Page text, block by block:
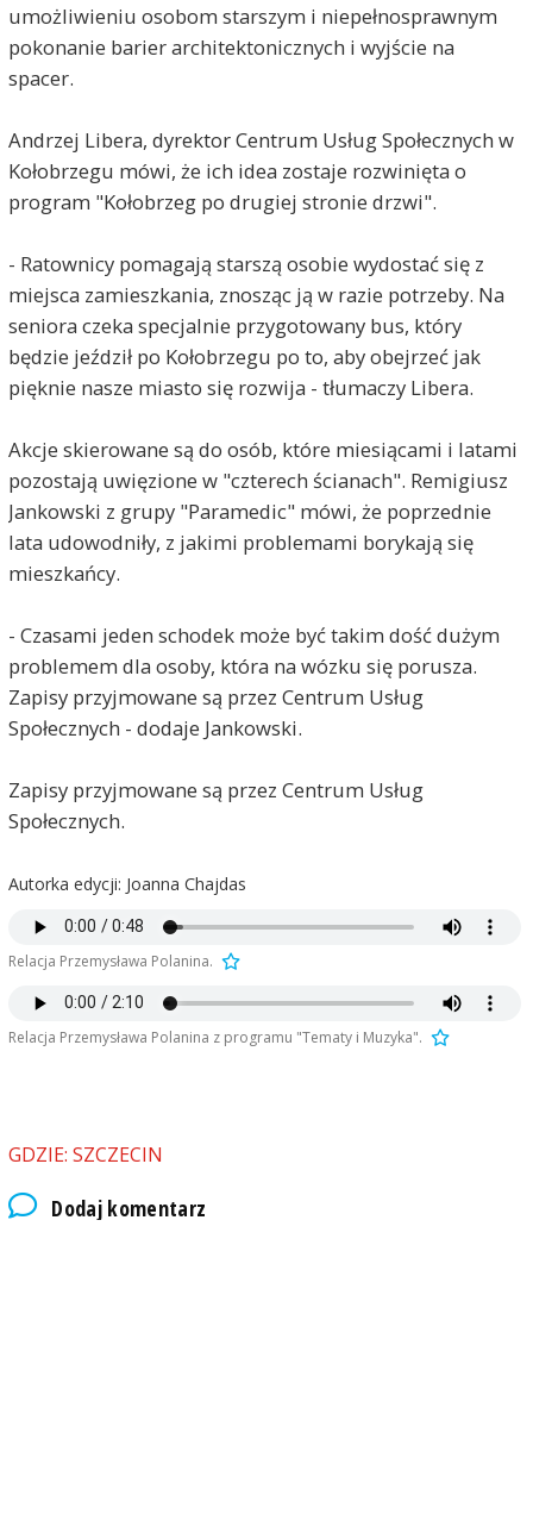
umożliwieniu osobom starszym i niepełnosprawnym
pokonanie barier architektonicznych i wyjście na
spacer.
Andrzej Libera, dyrektor Centrum Usług Społecznych w
Kołobrzegu mówi, że ich idea zostaje rozwinięta o
program "Kołobrzeg po drugiej stronie drzwi".
- Ratownicy pomagają starszą osobie wydostać się z
miejsca zamieszkania, znosząc ją w razie potrzeby. Na
seniora czeka specjalnie przygotowany bus, który
będzie jeździł po Kołobrzegu po to, aby obejrzeć jak
pięknie nasze miasto się rozwija - tłumaczy Libera.
Akcje skierowane są do osób, które miesiącami i latami
pozostają uwięzione w "czterech ścianach". Remigiusz
Jankowski z grupy "Paramedic" mówi, że poprzednie
lata udowodniły, z jakimi problemami borykają się
mieszkańcy.
- Czasami jeden schodek może być takim dość dużym
problemem dla osoby, która na wózku się porusza.
Zapisy przyjmowane są przez Centrum Usług
Społecznych - dodaje Jankowski.
Zapisy przyjmowane są przez Centrum Usług
Społecznych.
Autorka edycji: Joanna Chajdas
Relacja Przemysława Polanina.
Relacja Przemysława Polanina z programu "Tematy i Muzyka".
GDZIE: SZCZECIN
Dodaj komentarz